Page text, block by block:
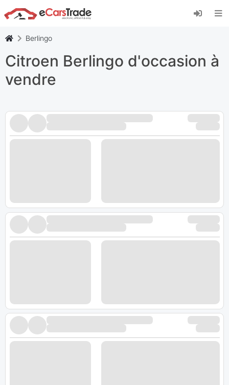
Installez l'application web eCarsTrade, ajoutez-
la à votre écran d'accueil et recevez des mises
Berlingo
Citroen Berlingo d'occasion à
vendre